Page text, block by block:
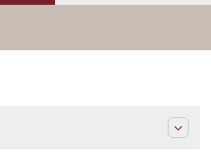
expand_less